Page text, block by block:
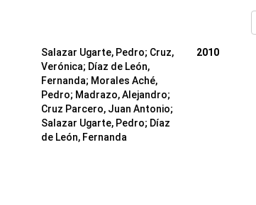
Salazar Ugarte, Pedro; Cruz,
Verónica; Díaz de León,
Fernanda; Morales Aché,
Pedro; Madrazo, Alejandro;
Cruz Parcero, Juan Antonio;
Salazar Ugarte, Pedro; Díaz
de León, Fernanda
2010